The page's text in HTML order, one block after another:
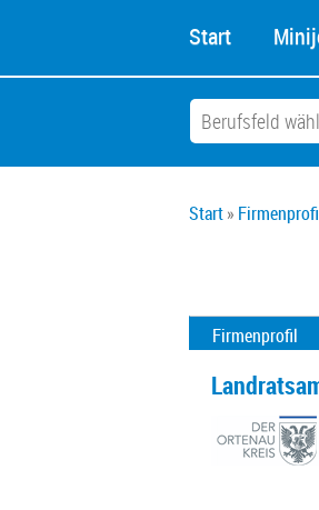
Start
Start
Firmenprofil